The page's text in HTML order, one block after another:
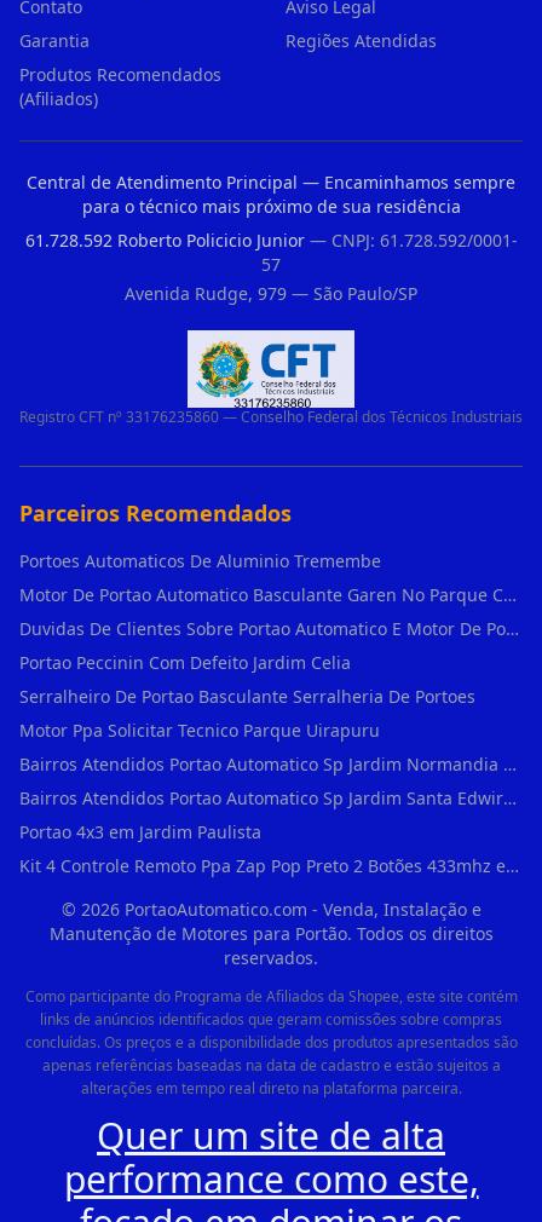
Contato
Aviso Legal
Garantia
Regiões Atendidas
Produtos Recomendados
(Afiliados)
Central de Atendimento Principal — Encaminhamos sempre
para o técnico mais próximo de sua residência
61.728.592 Roberto Policicio Junior— CNPJ: 61.728.592/0001-
57
Avenida Rudge, 979 — São Paulo/SP
Registro CFT nº 33176235860 — Conselho Federal dos Técnicos Industriais
Parceiros Recomendados
Portoes Automaticos De Aluminio Tremembe
Motor De Portao Automatico Basculante Garen No Parque Colonial
Duvidas De Clientes Sobre Portao Automatico E Motor De Portao Motor Basculante Seg
Portao Peccinin Com Defeito Jardim Celia
Serralheiro De Portao Basculante Serralheria De Portoes
Motor Ppa Solicitar Tecnico Parque Uirapuru
Bairros Atendidos Portao Automatico Sp Jardim Normandia Guarulhos Sp Motor Para Portao Automatico Eletronico
Bairros Atendidos Portao Automatico Sp Jardim Santa Edwirges Guarulhos Sp Motor Para Portao Automatico Eletronico
Portao 4x3 em Jardim Paulista
Kit 4 Controle Remoto Ppa Zap Pop Preto 2 Botões 433mhz em Pari
© 2026PortaoAutomatico.com - Venda, Instalação e
Manutenção de Motores para Portão. Todos os direitos
reservados.
Como participante do Programa de Afiliados da Shopee, este site contém
links de anúncios identificados que geram comissões sobre compras
concluídas. Os preços e a disponibilidade dos produtos apresentados são
apenas referências baseadas na data de cadastro e estão sujeitos a
alterações em tempo real direto na plataforma parceira.
Quer um site de alta
performance como este,